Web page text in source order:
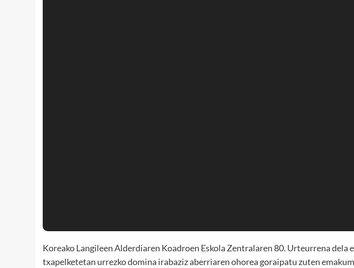
Koreako Langileen Alderdiaren Koadroen Eskola Zentralaren 80. Urteurrena dela
txapelketetan urrezko domina irabaziz aberriaren ohorea goraipatu zuten